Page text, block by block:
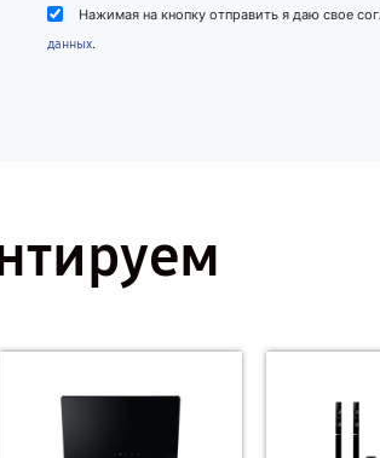
Нажимая на кнопку отправить я даю свое
данных.